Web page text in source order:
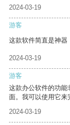
2024-03-19
游客
这款软件简直是神器
2024-03-19
游客
这款办公软件的功能
面。我可以使用它来
2024-03-19